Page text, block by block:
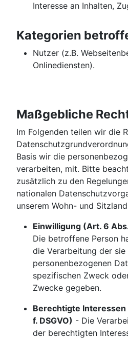
Interesse an Inhalten,
Kategorien
Nutzer (z.B.
Onlinediensten).
Maßgebliche
Im Folgenden teilen wir die
Basis wir die
verarbeiten, mit. Bitte
zusätzlich zu den
nationalen
unserem Wohn- und
Einwilligung (Art. 6 Abs.
Die betroffene Person
die Verarbeitung der
personenbezogenen
spezifischen Zweck
Zwecke gegeben.
Berechtigte Interessen
f. DSGVO) - Die
der berechtigten